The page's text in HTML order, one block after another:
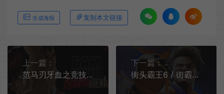
生成海报 复制本文链接
上一篇：
范马刃牙血之竞技场/2D动作格斗游戏 Baki Hanma Blood Arena 下载
下一篇：
街头霸王6 / 街霸6 / Street Fighter 6 经典动作格斗游戏